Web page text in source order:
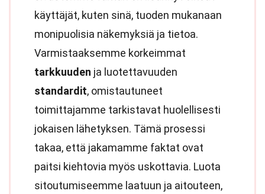
käyttäjät, kuten sinä, tuoden mukanaan
monipuolisia näkemyksiä ja tietoa.
Varmistaaksemme korkeimmat
tarkkuuden ja luotettavuuden
standardit, omistautuneet
toimittajamme tarkistavat huolellisesti
jokaisen lähetyksen. Tämä prosessi
takaa, että jakamamme faktat ovat
paitsi kiehtovia myös uskottavia. Luota
sitoutumiseemme laatuun ja aitouteen,